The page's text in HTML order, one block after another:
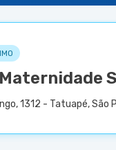
1312 - Tatuapé, São